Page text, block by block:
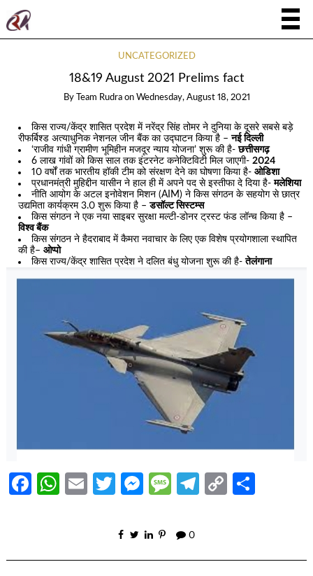
UNCATEGORIZED
18&19 August 2021 Prelims fact
By Team Rudra on Wednesday, August 18, 2021
किस राज्य/केंद्र शासित प्रदेश में नरेंद्र सिंह तोमर ने दुनिया के दूसरे सबसे बड़े
रीफर्बिश्ड अत्याधुनिक नेशनल जीन बैंक का उद्घाटन किया है –नई दिल्ली
‘राजीव गांधी ग्रामीण भूमिहीन मजदूर न्याय योजना’ शुरू की है-छत्तीसगढ़
6 लाख गांवों को किस साल तक इंटरनेट कनेक्टिविटी मिल जाएगी-2024
10 वर्षों तक भारतीय हॉकी टीम को संरक्षण देने का घोषणा किया है-ओडिशा
प्रधानमंत्री मुहिद्दीन यासीन ने हाल ही में अपने पद से इस्तीफा दे दिया है-मलेशिया
नीति आयोग के अटल इनोवेशन मिशन (AIM) ने किस संगठन के सहयोग से छात्र
उद्यमिता कार्यक्रम 3.0 शुरू किया है –डसॉल्ट सिस्टम्स
किस संगठन ने एक नया साइबर सुरक्षा मल्टी-डोनर ट्रस्ट फंड लॉन्च किया है –
विश्व बैंक
किस संगठन ने हैदराबाद में कैमरा नवाचार के लिए एक विशेष प्रयोगशाला स्थापित
की है–ओप्पो
किस राज्य/केंद्र शासित प्रदेश ने दलित बंधु योजना शुरू की है-तेलंगाना
Facebook
WhatsApp
EmailTwitter
Messenger
Message
Telegram
Copy
0